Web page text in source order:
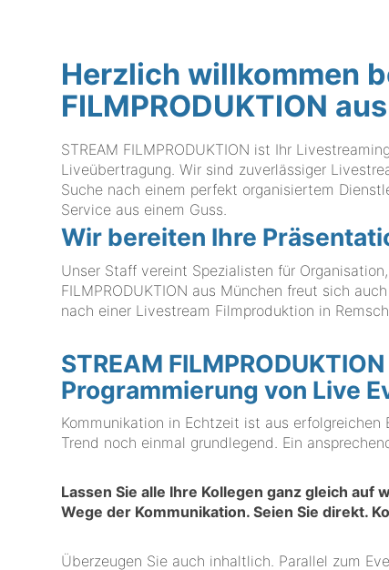
Herzlich willkommen
FILMPRODUKTION
STREAM FILMPRODUKTION ist Ihr
Liveübertragung. Wir sind zuverlässiger
Suche nach einem perfekt organisiertem
Service aus einem Guss.
Wir bereiten Ihre
Unser Staff vereint Spezialisten für
FILMPRODUKTION aus München freut sich
nach einer Livestream Filmproduktion in
STREAM
Programmierung von Live
Kommunikation in Echtzeit ist aus
Trend noch einmal grundlegend. Ein
Lassen Sie alle Ihre Kollegen ganz gleich
Wege der Kommunikation. Seien Sie direkt.
Überzeugen Sie auch inhaltlich. Parallel zum